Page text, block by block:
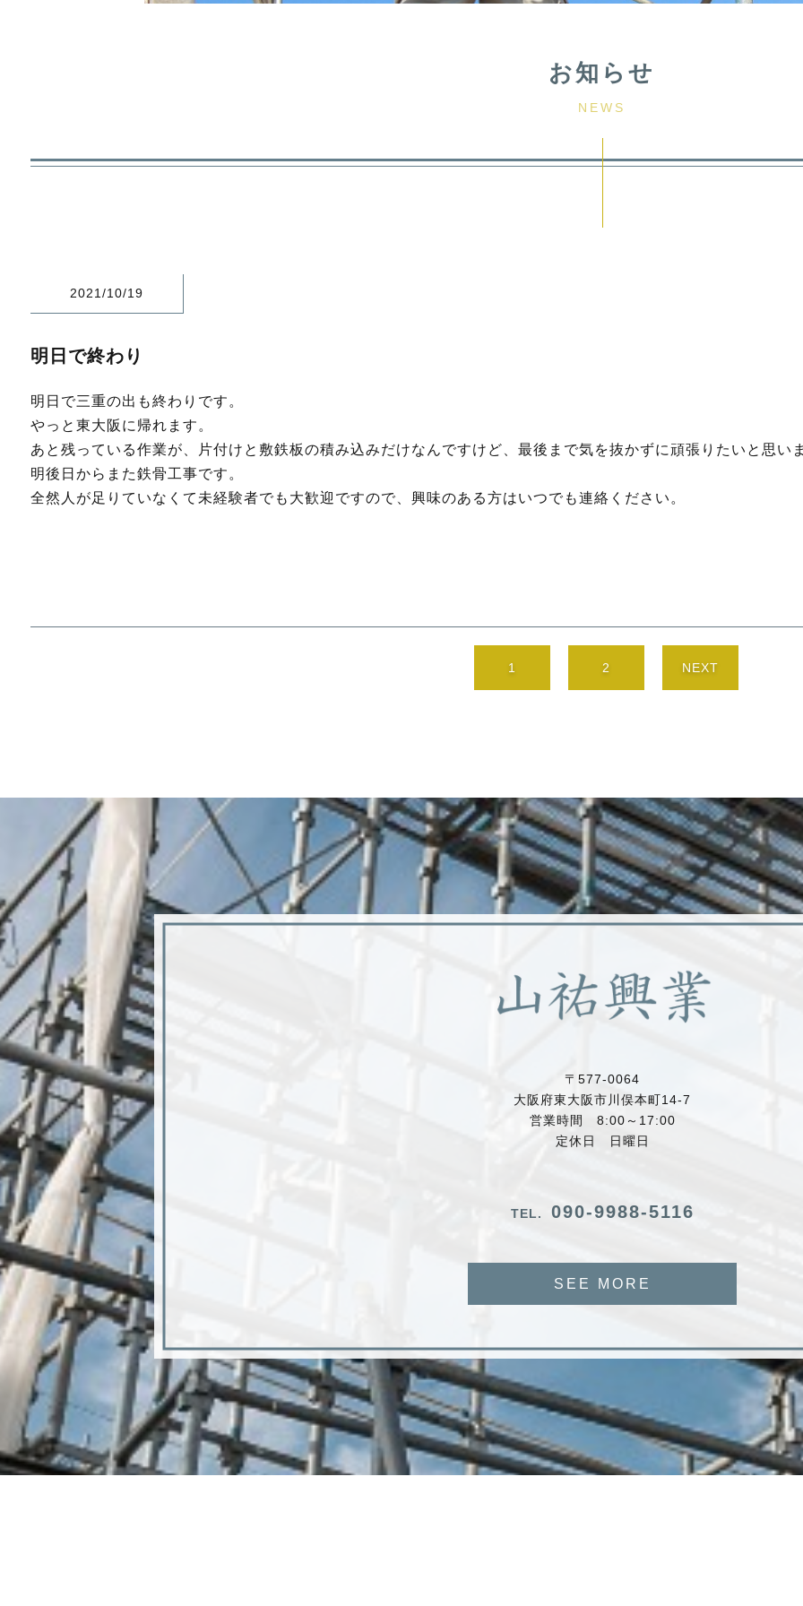
お知らせ
NEWS
2021/10/19
明日で終わり
明日で三重の出も終わりです。
やっと東大阪に帰れます。
あと残っている作業が、片付けと敷鉄板の積み込みだけなんですけど、最後まで気を抜かずに頑張りたいと思い
明後日からまた鉄骨工事です。
全然人が足りていなくて未経験者でも大歓迎ですので、興味のある方はいつでも連絡ください。
1 2 NEXT
〒577-0064
大阪府東大阪市川俣本町14-7
営業時間 8:00～17:00
定休日 日曜日
TEL. 090-9988-5116
SEE MORE